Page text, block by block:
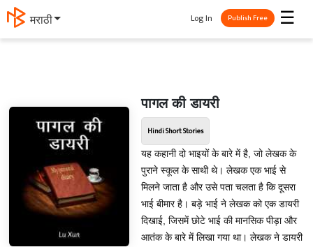
मराठी ☰
Log In Publish Free
पागल की डायरी
Hindi Short Stories
यह कहानी दो भाइयों के बारे में है, जो लेखक के
पुराने स्कूल के साथी थे। लेखक एक भाई से
मिलने जाता है और उसे पता चलता है कि दूसरा
भाई बीमार है। बड़े भाई ने लेखक को एक डायरी
दिखाई, जिसमें छोटे भाई की मानसिक पीड़ा और
आतंक के बारे में लिखा गया था। लेखक ने डायरी